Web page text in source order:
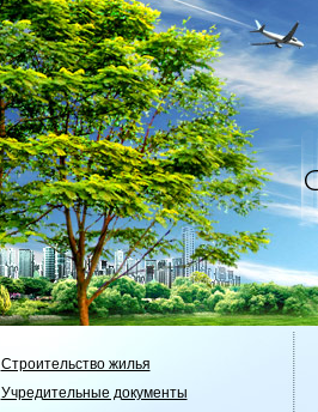
Строительство жилья
Учредительные документы